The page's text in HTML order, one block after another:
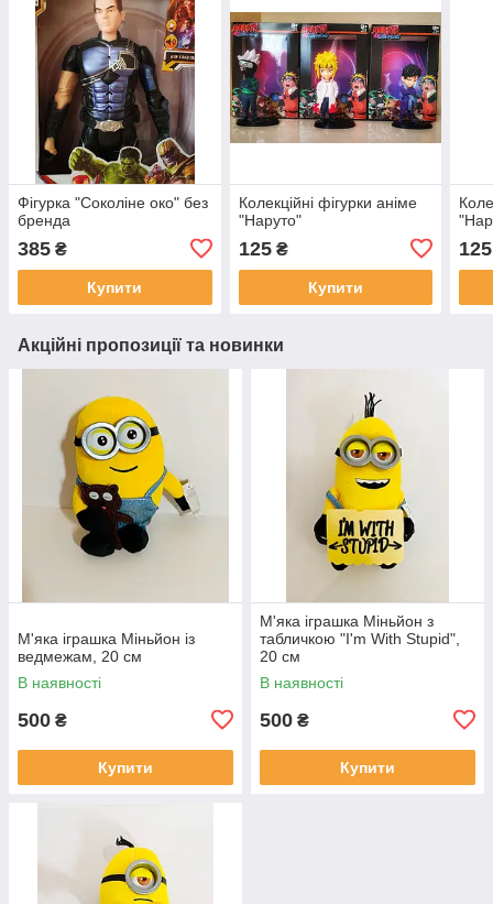
Фігурка "Соколіне око" без
бренда
385 ₴
Купити
Колекційні фігурки аніме
"Наруто"
125₴
Купити
125
Акційні пропозиції та новинки
М'яка іграшка Міньйон із
ведмежам, 20 см
В наявності
500 ₴
Купити
М'яка іграшка Міньйон з
табличкою "I'm With Stupid",
20 см
В наявності
500 ₴
Купити